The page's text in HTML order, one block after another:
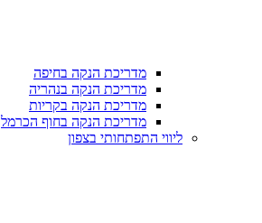
מדריכת הנקה בחיפה
מדריכת הנקה בנהריה
מדריכת הנקה בקריות
מדריכת הנקה בחוף הכרמל
ליווי התפתחותי בצפון